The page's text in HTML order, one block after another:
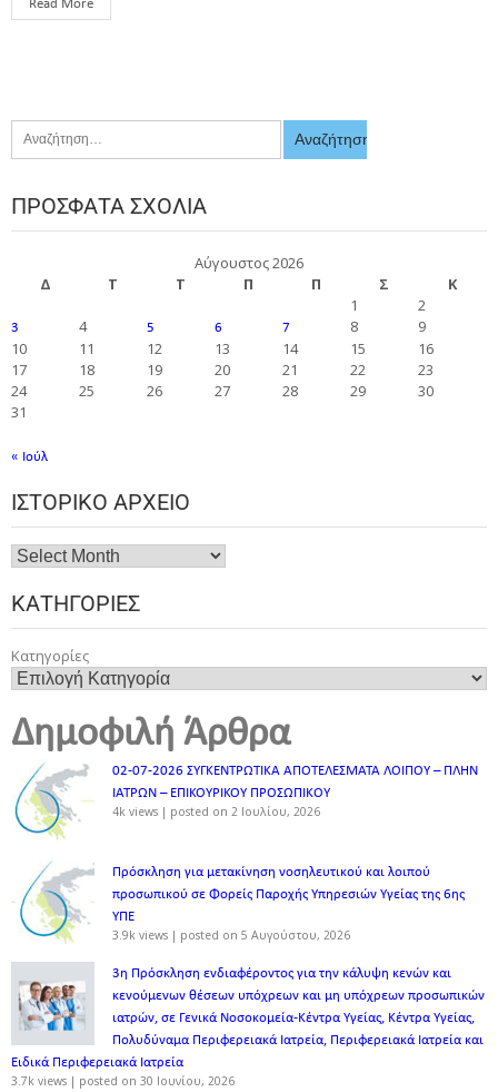
Read More
ΠΡΌΣΦΑΤΑ ΣΧΌΛΙΑ
Αύγουστος 2026
Δ
Τ Τ Π Π Σ
Κ
1
2
3 4 5 6 7 8
9
10
11 12 13 14 15
16
17
18 19 20 21 22
23
24
25 26 27 28 29
30
31
« Ιούλ
ΙΣΤΟΡΙΚΌ ΑΡΧΕΊΟ
ΚΑΤΗΓΟΡΊΕΣ
Κατηγορίες
Δημοφιλή Άρθρα
02-07-2026 ΣΥΓΚΕΝΤΡΩΤΙΚΑ ΑΠΟΤΕΛΕΣΜΑΤΑ ΛΟΙΠΟΥ – ΠΛΗΝ
ΙΑΤΡΩΝ – ΕΠΙΚΟΥΡΙΚΟΥ ΠΡΟΣΩΠΙΚOY
4k views | posted on 2 Ιουλίου, 2026
Πρόσκληση για μετακίνηση νοσηλευτικού και λοιπού
προσωπικού σε Φορείς Παροχής Υπηρεσιών Υγείας της 6ης
ΥΠΕ
3.9k views | posted on 5 Αυγούστου, 2026
3η Πρόσκληση ενδιαφέροντος για την κάλυψη κενών και
κενούμενων θέσεων υπόχρεων και μη υπόχρεων προσωπικών
ιατρών, σε Γενικά Νοσοκομεία-Κέντρα Υγείας, Κέντρα Υγείας,
Πολυδύναμα Περιφερειακά Ιατρεία, Περιφερειακά Ιατρεία και
Ειδικά Περιφερειακά Ιατρεία
3.7k views | posted on 30 Ιουνίου, 2026